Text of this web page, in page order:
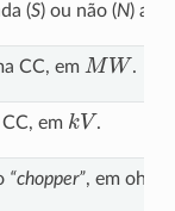
(S) ou não (N) a
CC, em MW.
em k V.
“chopper”, em ohms.